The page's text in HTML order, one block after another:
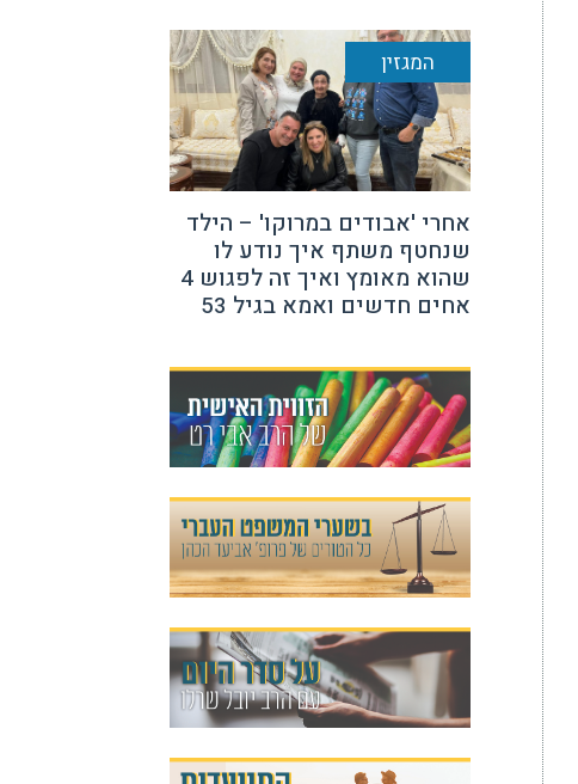
המגזין
אחרי 'אבודים במרוקו' – הילד
שנחטף משתף איך נודע לו
שהוא מאומץ ואיך זה לפגוש 4
אחים חדשים ואמא בגיל 53